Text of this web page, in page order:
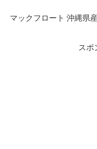
マックフロート 沖縄県
スポ